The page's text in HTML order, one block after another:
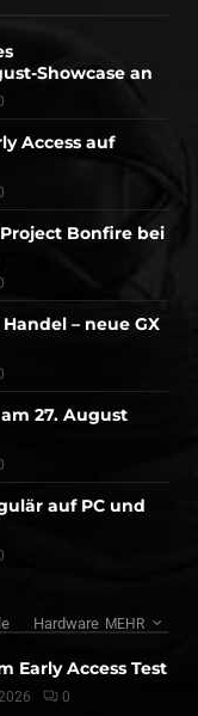
Showcase an
Access auf
Project Bonfire bei
– neue GX
27. August
auf PC und
Hardware MEHR
Early Access Test
0